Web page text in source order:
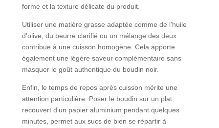
forme et la texture délicate du produit.
Utiliser une matière grasse adaptée comme de l’huile
d’olive, du beurre clarifié ou un mélange des deux
contribue à une cuisson homogène. Cela apporte
également une légère saveur complémentaire sans
masquer le goût authentique du boudin noir.
Enfin, le temps de repos après cuisson mérite une
attention particulière. Poser le boudin sur un plat,
recouvert d’un papier aluminium pendant quelques
minutes, permet aux sucs de bien se répartir à